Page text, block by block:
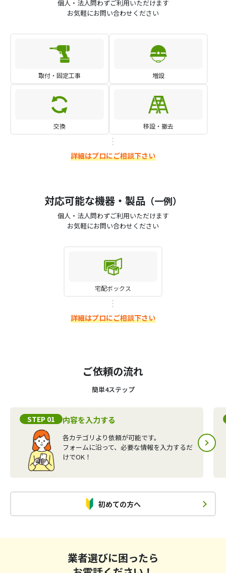
個人・法人問わずご利用いただけます
お気軽にお問い合わせください
取付・固定工事 増設
交換 移設・撤去
詳細はプロにご相談下さい
対応可能な機器・製品 （一例）
個人・法人問わずご利用いただけます
お気軽にお問い合わせください
宅配ボックス
詳細はプロにご相談下さい
ご依頼の流れ
簡単4ステップ
STEP 01 内容を入力する
各カテゴリより依頼が可能です。
フォームに沿って、必要な情報を入力するだ
けでOK！
初めての方へ
業者選びに困ったら